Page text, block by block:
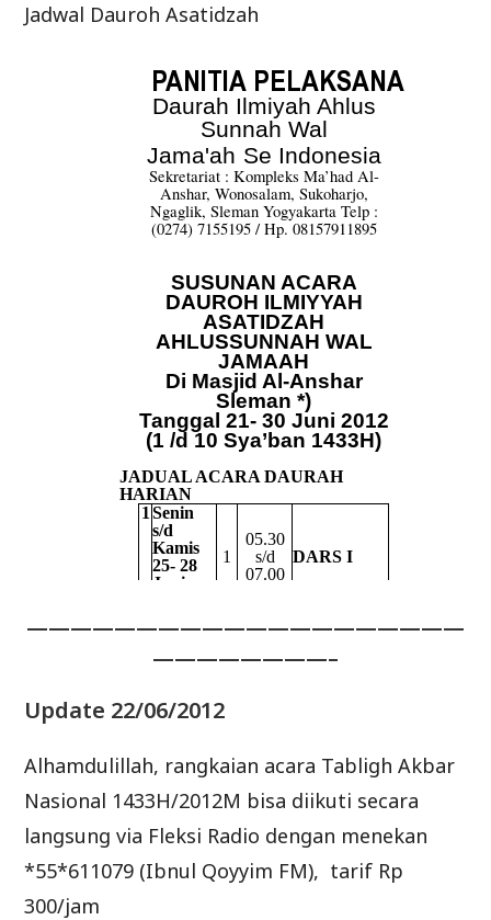
Jadwal Dauroh Asatidzah
————————————————————
————————–
Update 22/06/2012
Alhamdulillah, rangkaian acara Tabligh Akbar
Nasional 1433H/2012M bisa diikuti secara
langsung via Fleksi Radio dengan menekan
*55*611079 (Ibnul Qoyyim FM), tarif Rp
300/jam